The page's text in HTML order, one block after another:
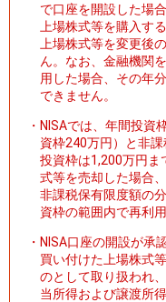
で口座を開設した場
上場株式等を購入す
上場株式等を変更後
ん。なお、金融機関
用した場合、その年
できません。
・ NISAでは、年間投資
資枠240万円）と非
投資枠は1,200万円ま
式等を売却した場合
非課税保有限度額の
資枠の範囲内で再利
・ NISA口座の開設が承
買い付けた上場株式
のとして取り扱われ
当所得および譲渡所